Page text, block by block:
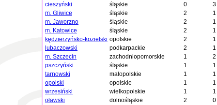
cieszyński
śląskie 0
3
m. Gliwice
śląskie 2
1
m. Jaworzno
śląskie 2
1
m. Katowice
śląskie 2
1
kędzierzyńsko-kozielski opolskie 2
1
lubaczowski
podkarpackie 2
1
m. Szczecin
zachodniopomorskie 1
2
pszczyński
śląskie 1
1
tarnowski
małopolskie 1
1
opolski
opolskie 1
1
wrzesiński
wielkopolskie 1
1
oławski
dolnośląskie 2
0